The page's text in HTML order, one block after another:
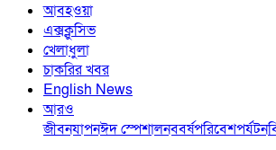
আবহওয়া
এক্সক্লুসিভ
খেলাধুলা
চাকরির খবর
English News
আরও
জীবনযাপনঈদ স্পেশালনববর্ষপরিবেশপর্যটন